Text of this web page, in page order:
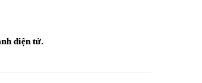
điện tử.